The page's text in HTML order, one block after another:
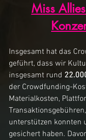
Miss
Insgesamt hat das
geführt, dass wir
insgesamt rund
der Crowdfunding-
Materialkosten,
unterstützen konnten
gesichert haben.